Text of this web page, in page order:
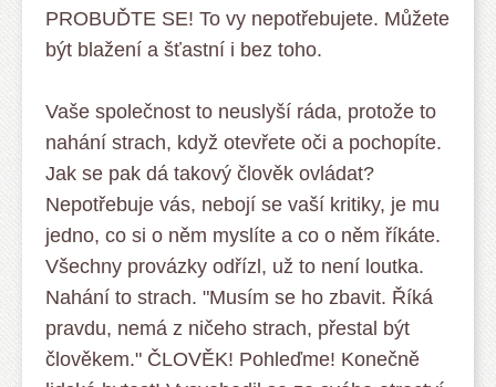
PROBUĎTE SE! To vy nepotřebujete. Můžete
být blažení a šťastní i bez toho.
Vaše společnost to neuslyší ráda, protože to
nahání strach, když otevřete oči a pochopíte.
Jak se pak dá takový člověk ovládat?
Nepotřebuje vás, nebojí se vaší kritiky, je mu
jedno, co si o něm myslíte a co o něm říkáte.
Všechny provázky odřízl, už to není loutka.
Nahání to strach. "Musím se ho zbavit. Říká
pravdu, nemá z ničeho strach, přestal být
člověkem." ČLOVĚK! Pohleďme! Konečně